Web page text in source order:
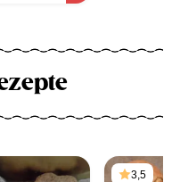
3,5